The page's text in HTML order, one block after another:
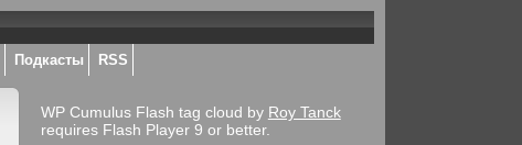
Подкасты RSS
WP Cumulus Flash tag cloud by Roy Tanck
requires Flash Player 9 or better.